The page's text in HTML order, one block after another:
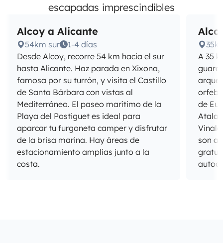
escapadas imprescindibles
Alcoy a Alicante
54km sur
1-4 días
Desde Alcoy, recorre 54 km hacia el sur
hasta Alicante. Haz parada en Xixona,
famosa por su turrón, y visita el Castillo
de Santa Bárbara con vistas al
Mediterráneo. El paseo marítimo de la
Playa del Postiguet es ideal para
aparcar tu furgoneta camper y disfrutar
de la brisa marina. Hay áreas de
estacionamiento amplias junto a la
costa.
A 35
de
son